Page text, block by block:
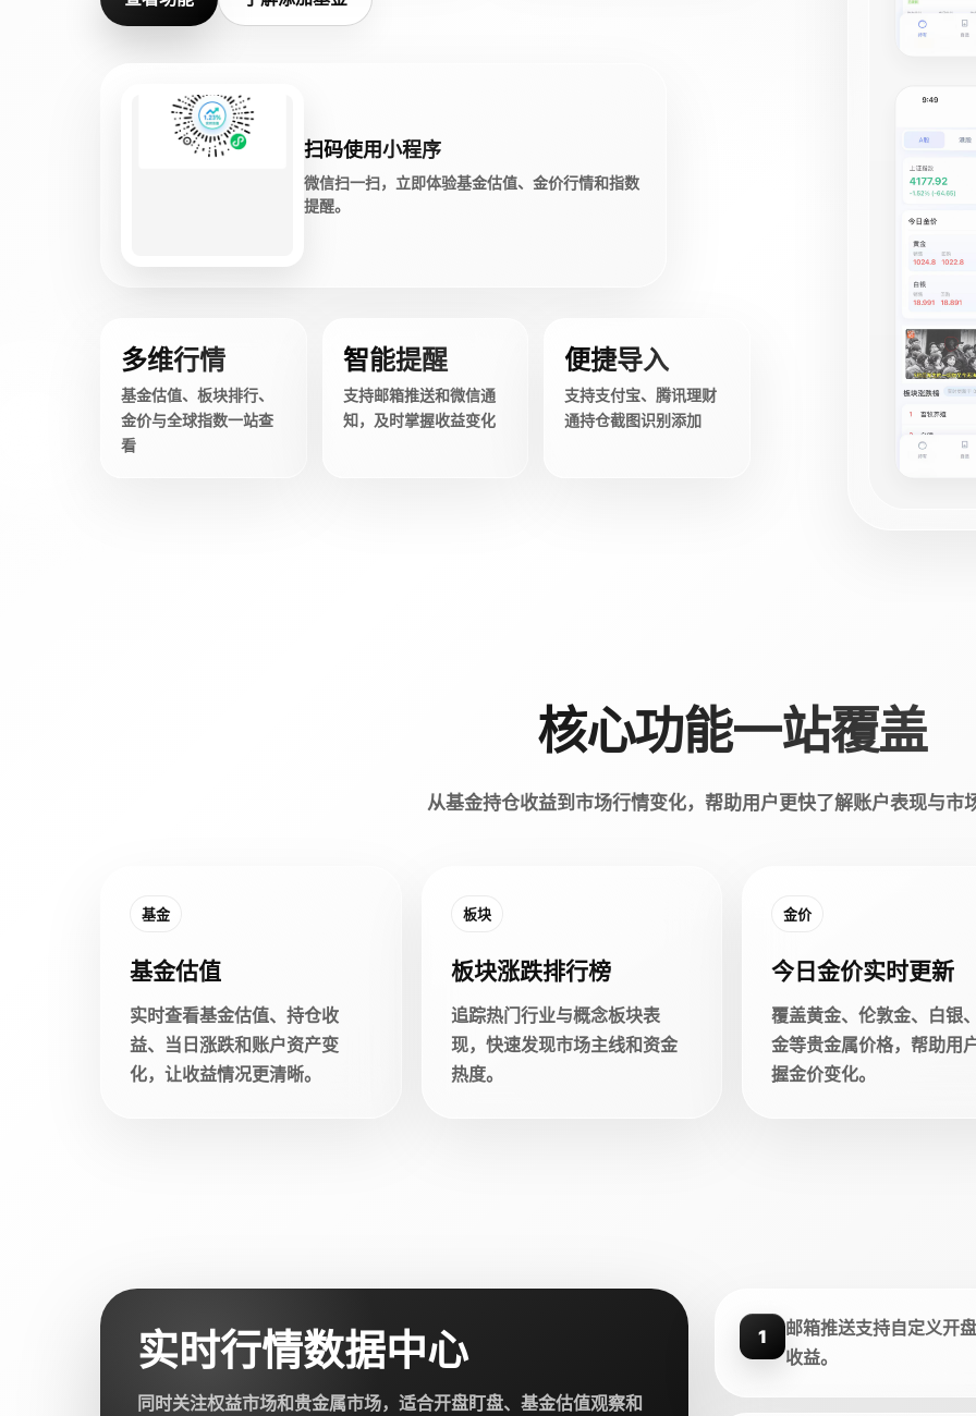
扫码使用小程序
微信扫一扫，立即体验基金估值、金价行情和指数
提醒。
多维行情
基金估值、板块排行、
金价与全球指数一站查
看
智能提醒
支持邮箱推送和微信通
知，及时掌握收益变化
便捷导入
支持支付宝、腾讯理财
通持仓截图识别添加
核心功能一站覆盖
从基金持仓收益到市场行情变化，帮助用户更快了解账户表现与市
基金
基金估值
实时查看基金估值、持仓收
益、当日涨跌和账户资产变
化，让收益情况更清晰。
板块
板块涨跌排行榜
追踪热门行业与概念板块表
现，快速发现市场主线和资金
热度。
金价
今日金价实时更新
覆盖黄金、伦敦金、白银
金等贵金属价格，帮助用
握金价变化。
实时行情数据中心
同时关注权益市场和贵金属市场，适合开盘盯盘、基金估值观察和
1
邮箱推送支持自定义开
收益。